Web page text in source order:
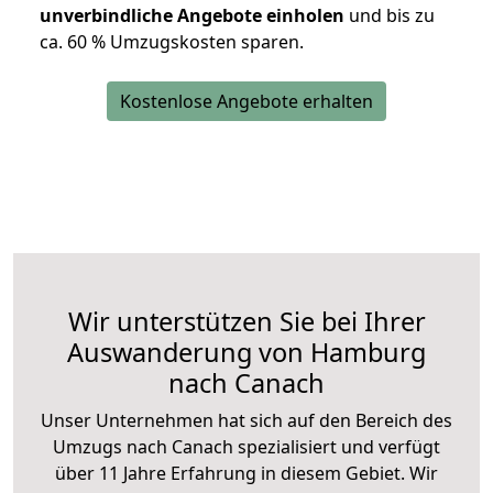
unverbindliche Angebote einholen und bis zu
ca. 60 % Umzugskosten sparen.
Kostenlose Angebote erhalten
Wir unterstützen Sie bei Ihrer
Auswanderung von Hamburg
nach Canach
Unser Unternehmen hat sich auf den Bereich des
Umzugs nach Canach spezialisiert und verfügt
über 11 Jahre Erfahrung in diesem Gebiet. Wir